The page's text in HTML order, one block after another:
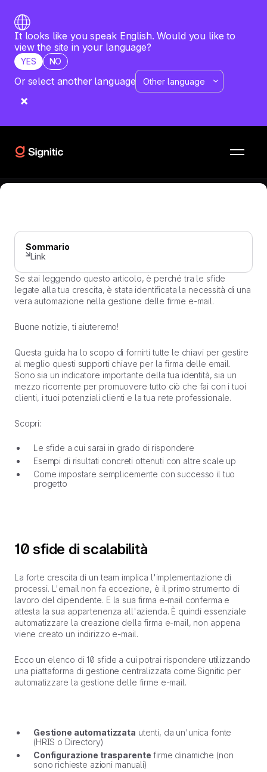
It looks like you speak English. Would you like to
view the site in your language?
YES NO
Or select another language
per Scale Ups
Sommario
Link
Se stai leggendo questo articolo, è perché tra le sfide
legate alla tua crescita, è stata identificata la necessità di una
vera automazione nella gestione delle firme e-mail.
Buone notizie, ti aiuteremo!
Questa guida ha lo scopo di fornirti tutte le chiavi per gestire
al meglio questi supporti chiave per la firma delle email.
Sono sia un indicatore importante della tua identità, sia un
mezzo ricorrente per promuovere tutto ciò che fai con i tuoi
clienti, i tuoi potenziali clienti e la tua rete professionale.
Scopri:
Le sfide a cui sarai in grado di rispondere
Esempi di risultati concreti ottenuti con altre scale up
Come impostare semplicemente con successo il tuo
progetto
10 sfide di scalabilità
La forte crescita di un team implica l'implementazione di
processi. L'email non fa eccezione, è il primo strumento di
lavoro del dipendente. E la sua firma e-mail conferma e
attesta la sua appartenenza all'azienda. È quindi essenziale
automatizzare la creazione della firma e-mail, non appena
viene creato un indirizzo e-mail.
Ecco un elenco di 10 sfide a cui potrai rispondere utilizzando
una piattaforma di gestione centralizzata come Signitic per
automatizzare la gestione delle firme e-mail.
Gestione automatizzata utenti, da un'unica fonte
(HRIS o Directory)
Configurazione trasparente firme dinamiche (non
sono richieste azioni manuali)